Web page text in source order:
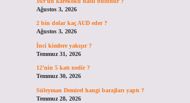
Ağustos 3, 2026
2 bin dolar kaç AUD eder ?
Ağustos 3, 2026
İnci kimlere yakışır ?
Temmuz 31, 2026
12’nin 5 katı nedir ?
Temmuz 30, 2026
Süleyman Demirel hangi barajları yaptı ?
Temmuz 28, 2026